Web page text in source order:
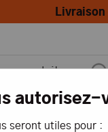
autorisez-
seront utiles pour :